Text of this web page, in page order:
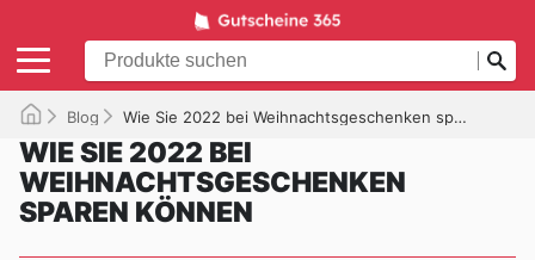
Blog Wie Sie 2022 bei Weihnachtsgeschenken sparen können
WIE SIE 2022 BEI
WEIHNACHTSGESCHENKEN
SPAREN KÖNNEN